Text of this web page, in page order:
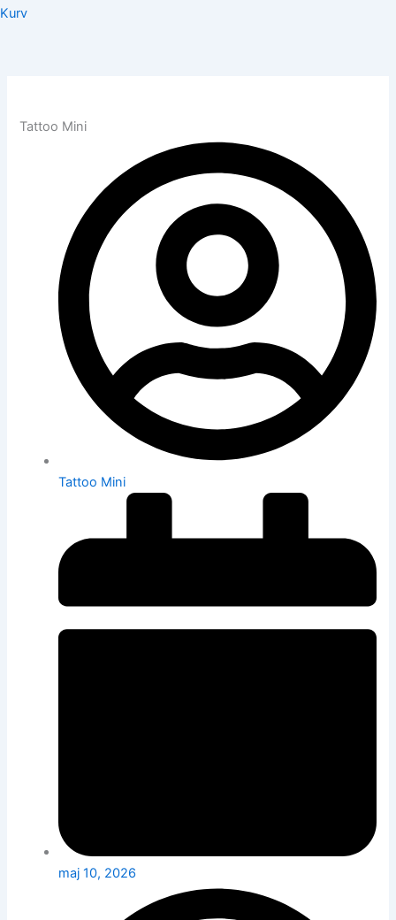
Kurv
Tattoo Mini
Tattoo Mini
maj 10, 2026